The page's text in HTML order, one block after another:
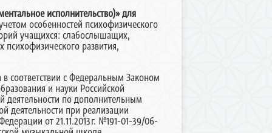
исполнительство)» для
особенностей психофизического
учащихся: слабослышащих,
развития,
соответствии с Федеральным Законом
и науки Российской
деятельности по дополнительным
деятельности при реализации
от 21.11.2013г. №191-01-39/06-